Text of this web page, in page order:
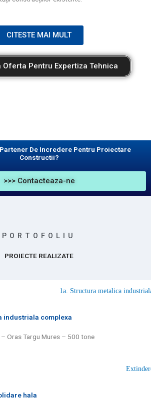
CITESTE MAI MULT
Oferta Pentru Expertiza Tehnica
De Incredere Pentru Proiectare
Constructii?
>>> Contacteaza-ne
PORTOFOLIU
PROIECTE REALIZATE
industriala complexa
Oras Targu Mures – 500 tone
hala